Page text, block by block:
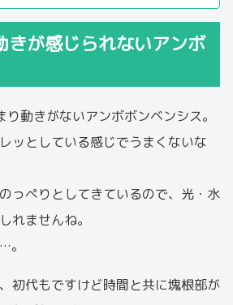
が感じられないアンボ
動きがないアンボボンベンシス。
ッとしている感じでうまくないな
っぺりとしてきているので、光・水
れませんね。
。
初代もですけど時間と共に塊根部が